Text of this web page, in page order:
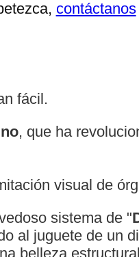
contáctanos
fácil.
, que ha
visual de
sistema de "
al juguete de un
belleza